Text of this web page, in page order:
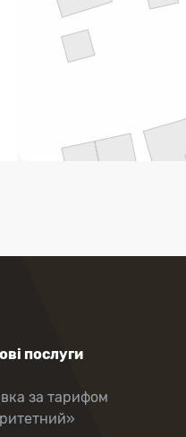
послуги
за тарифом